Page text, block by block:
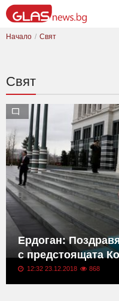
Начало Свят
Свят
Ердоган:
с предстоящата
12:32 23.12.2018 868